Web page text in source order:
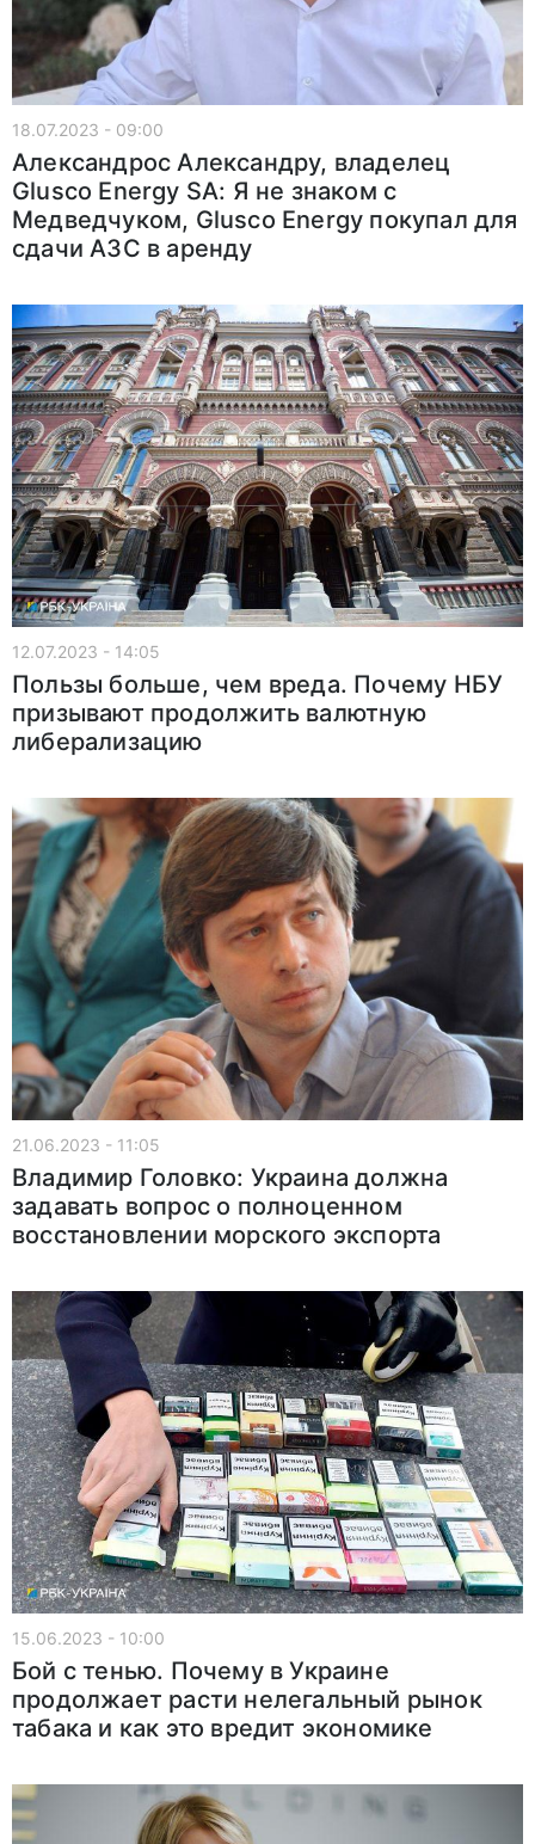
18.07.2023 - 09:00
Александрос Александру, владелец
Glusco Energy SA: Я не знаком с
Медведчуком, Glusco Energy покупал для
сдачи АЗС в аренду
12.07.2023 - 14:05
Пользы больше, чем вреда. Почему НБУ
призывают продолжить валютную
либерализацию
21.06.2023 - 11:05
Владимир Головко: Украина должна
задавать вопрос о полноценном
восстановлении морского экспорта
15.06.2023 - 10:00
Бой с тенью. Почему в Украине
продолжает расти нелегальный рынок
табака и как это вредит экономике